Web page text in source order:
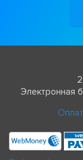
Электронная